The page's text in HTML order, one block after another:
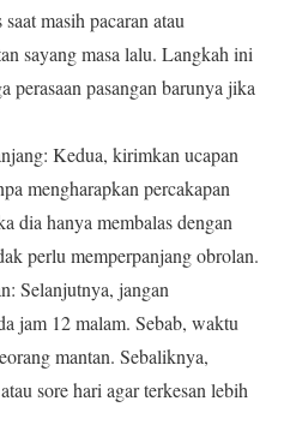
masih pacaran atau
sayang masa lalu. Langkah ini
perasaan pasangan barunya jika
Kedua, kirimkan ucapan
mengharapkan percakapan
dia hanya membalas dengan
perlu memperpanjang obrolan.
Selanjutnya, jangan
jam 12 malam. Sebab, waktu
mantan. Sebaliknya,
sore hari agar terkesan lebih